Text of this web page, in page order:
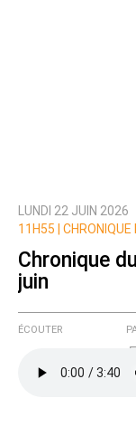
LUNDI 22 JUIN 2026
11H55 |
CHRONIQUE
Chronique
juin
ÉCOUTER